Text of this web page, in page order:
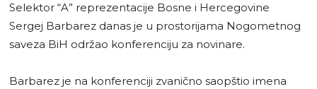
Selektor “A” reprezentacije Bosne i Hercegovine
Sergej Barbarez danas je u prostorijama Nogometnog
saveza BiH održao konferenciju za novinare.
Barbarez je na konferenciji zvanično saopštio imena